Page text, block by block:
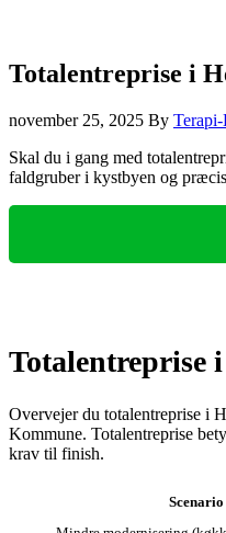
Totalentreprise i
november 25, 2025 By
Skal du i gang med
faldgruber i kystbyen og
Totalentreprise
Overvejer du totalentreprise i
Kommune. Totalentreprise
krav til finish.
Scenario